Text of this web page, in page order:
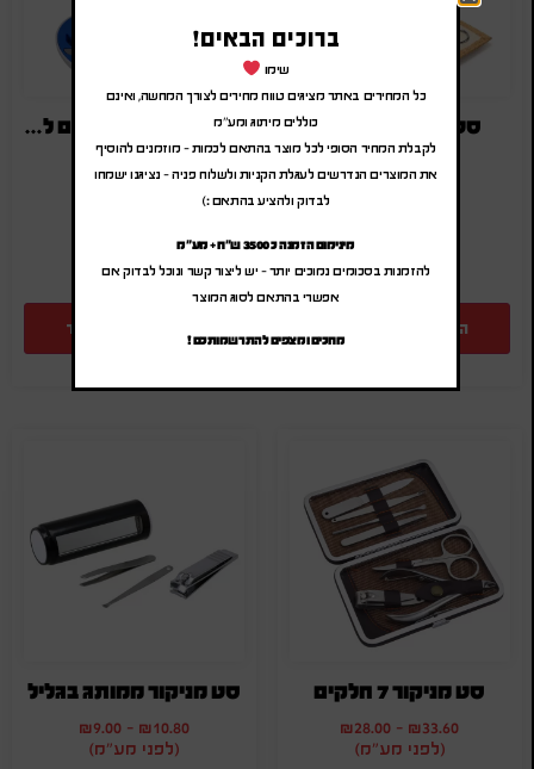
סט מניקור עם לוגו
₪
(לפני מע"מ)
הוספה להצעת מחיר
סט מניקור איכותי עם לוגו
12.00
(לפני מע"מ)
הוספה להצעת מחיר
סט מניקור 7 חלקים
₪33.60
-
₪28.00
(לפני מע"מ)
סט מניקור ממותג בגליל
₪10.80
-
₪9.00
(לפני מע"מ)
ברוכים הבאים!
שימו
כל המחירים באתר מציגים טווח מחירים לצורך המחשה, ואינם
כוללים מיתוג ומע"מ
לקבלת המחיר הסופי לכל מוצר בהתאם לכמות – מוזמנים להוסיף
את המוצרים הנדרשים לעגלת הקניות ולשלוח פניה – נציגנו ישמחו
לבדוק ולהציע בהתאם :)
מינימום הזמנה כ 3500 ש"ח + מע"מ
להזמנות בסכומים נמוכים יותר – יש ליצור קשר ונוכל לבדוק אם
אפשרי בהתאם לסוג המוצר
מחכים ומצפים להתרשמותכם !